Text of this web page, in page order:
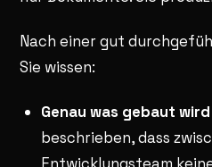
Nach einer gut
Sie wissen:
Genau was gebaut wird
beschrieben, dass